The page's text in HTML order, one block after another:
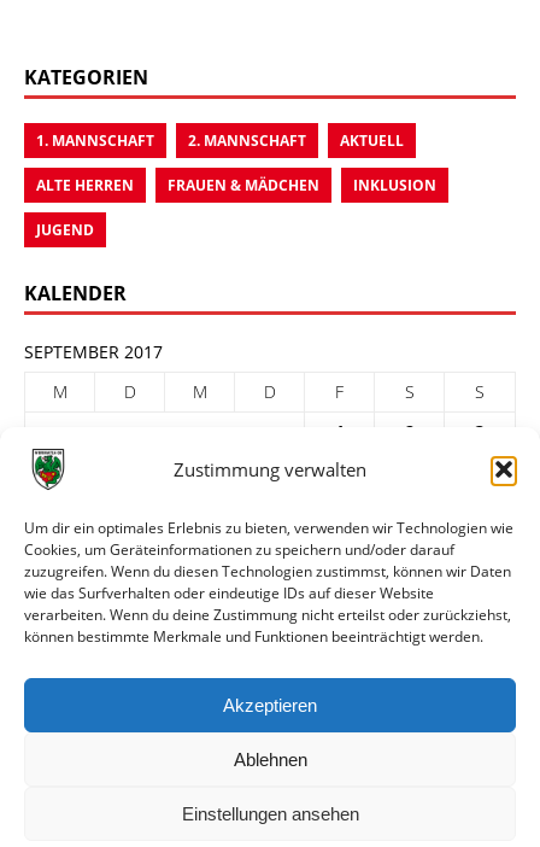
Zustimmung verwalten
Um dir ein optimales Erlebnis zu bieten, verwenden wir Technologien wie
Cookies, um Geräteinformationen zu speichern und/oder darauf
zuzugreifen. Wenn du diesen Technologien zustimmst, können wir Daten
wie das Surfverhalten oder eindeutige IDs auf dieser Website
verarbeiten. Wenn du deine Zustimmung nicht erteilst oder zurückziehst,
können bestimmte Merkmale und Funktionen beeinträchtigt werden.
Akzeptieren
Ablehnen
Einstellungen ansehen
KATEGORIEN
1. MANNSCHAFT 2. MANNSCHAFT AKTUELL
ALTE HERREN FRAUEN & MÄDCHEN INKLUSION
JUGEND
KALENDER
SEPTEMBER 2017
M
D M D F S
S
1
2
3
4
6 7 8
18
19 20 21 22 23
25
26 27 28 29
30
« Aug.
Okt. »
ARCHIV